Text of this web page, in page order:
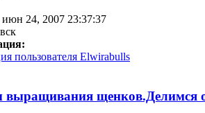
24, 2007 23:37:37
пользователя Elwirabulls
выращивания щенков.Делимся